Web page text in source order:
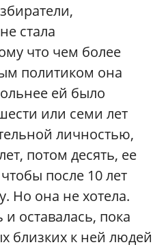
стала
что чем более
политиком она
ей было
или семи лет
личностью,
потом десять, ее
после 10 лет
Но она не хотела.
оставалась, пока
близких к ней людей